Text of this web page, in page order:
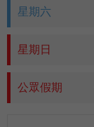
星期六
星期日
公眾假期